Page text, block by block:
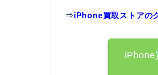
⇒iPhone買取ストアの
iPhone